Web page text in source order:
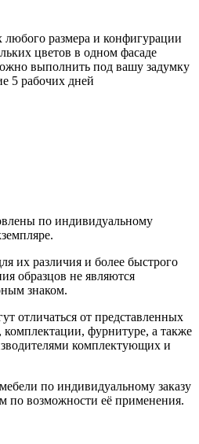
любого размера и конфигурации
цветов в одном фасаде
выполнить под вашу задумку
5 рабочих дней
по индивидуальному
их различия и более быстрого
образцов не являются
знаком.
отличаться от представленных
комплектации, фурнитуре, а также
комплектующих и
по индивидуальному заказу
по возможности её применения.